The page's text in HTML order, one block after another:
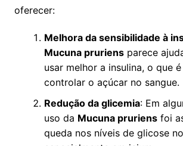
oferecer:
Melhora da sensibilidade à
Mucuna pruriensparece
usar melhor a insulina, o que
controlar o açúcar no sangue.
Redução da glicemia: Em
uso da Mucuna pruriensfoi
queda nos níveis de glicose